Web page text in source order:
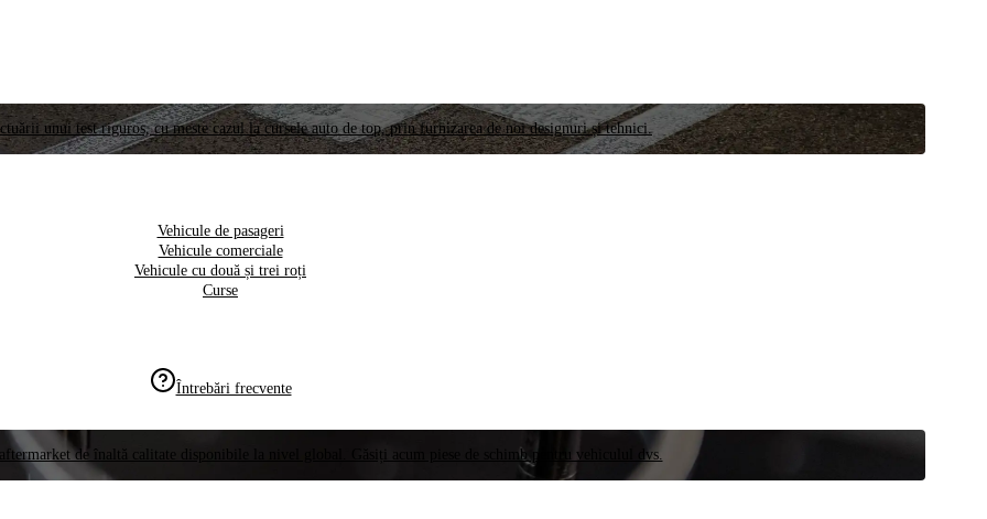
unui test riguros, cu meste cazul la cursele auto de top, prin furnizarea de noi designuri și tehnici.
Vehicule de pasageri
Vehicule comerciale
Vehicule cu două și trei roți
Curse
Întrebări frecvente
de înaltă calitate disponibile la nivel global. Găsiți acum piese de schimb pentru vehiculul dvs.